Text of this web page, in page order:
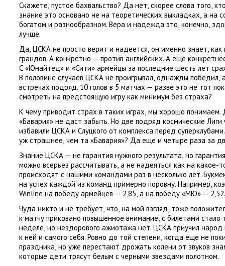
Скажете, пустое бахвальство? Да нет, скорее слова того,
знание это основано не на теоретических выкладках, а на
богатом и разнообразном. Вера и надежда это, конечно,
лучше.
Да, ЦСКА не просто верит и надеется, он именно знает, как
грандов. А конкретно — против английских. А еще
С «Юнайтед» и «Сити» армейцы за последние шесть лет
В половине случаев ЦСКА не проигрывал, однажды победил,
встречах подряд. 10 голов в 5 матчах — разве это не тот
смотреть на предстоящую игру как минимум без страха?
К чему приводит страх в таких играх, мы хорошо понимаем.
«Бавария» не даст забыть. Но две подряд космические Лиги
избавили ЦСКА и Слуцкого от комплекса перед
уж страшнее, чем та «Бавария»? Да еще и четыре раза за
Знание ЦСКА — не гарантия нужного результата, но
можно всерьез рассчитывать, а не надеяться как на какое-
происходят с нашими командами раз в несколько лет.
на успех каждой из команд примерно поровну. Например,
Winline на победу армейцев — 2,85, а на победу «МЮ» — 2,52.
Чуда никто и не требует, что, на мой взгляд, тоже
к матчу приковано повышенное внимание, с билетами стало
неделе, но нездорового ажиотажа нет. ЦСКА приучил народ
к ней и самого себя. Ровно до той степени, когда еще не
праздника, но уже перестают дрожать колени от звуков
которые дети трясут белым с черными звездами полотном.